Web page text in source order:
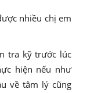
nhiều chị em
tra kỹ trước lúc
hiện nếu như
về tâm lý cũng